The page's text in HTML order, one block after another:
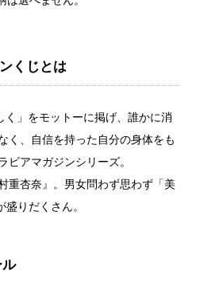
くじとは
」をモットーに掲げ、誰かに消
く、自信を持った自分の身体をも
ビアマガジンシリーズ。
重杏奈』。男女問わず思わず「美
りだくさん。